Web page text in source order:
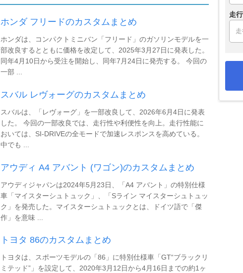
ホンダ フリードのカスタムまとめ
ホンダは、コンパクトミニバン「フリード」のガソリンモデルを一
部改良するとともに価格を改定して、2025年3月27日に発表した。
同年4月10日から受注を開始し、同年7月24日に発売する。 今回の
一部 ...
スバル レヴォーグのカスタムまとめ
スバルは、「レヴォーグ」を一部改良して、2026年6月4日に発表
した。 今回の一部改良では、走行性や利便性を向上。走行性能に
おいては、SI-DRIVEの全モードで加速レスポンスを高めている。
中でも ...
アウディ A4 アバント (ワゴン)のカスタムまとめ
アウディジャパンは2024年5月23日、「A4 アバント」の特別仕様
車「マイスターシュトュック」、「Sライン マイスターシュトュッ
ク」を発売した。マイスターシュトュックとは、ドイツ語で「傑
作」を意味 ...
トヨタ 86のカスタムまとめ
トヨタは、スポーツモデルの「86」に特別仕様車「GT“ブラックリ
ミテッド”」を設定して、2020年3月12日から4月16日までの約1ヶ
走